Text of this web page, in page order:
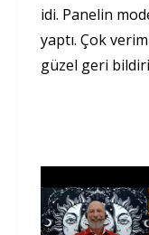
idi. Panelin
yaptı. Çok
güzel geri